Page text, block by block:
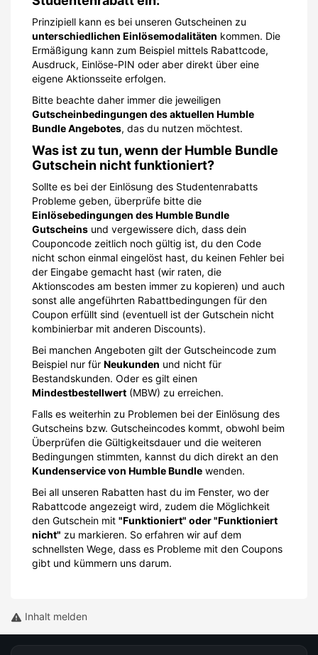
Prinzipiell kann es bei unseren Gutscheinen zu
unterschiedlichen Einlösemodalitäten kommen. Die
Ermäßigung kann zum Beispiel mittels Rabattcode,
Ausdruck, Einlöse-PIN oder aber direkt über eine
eigene Aktionsseite erfolgen.
Bitte beachte daher immer die jeweiligen
Gutscheinbedingungen des aktuellen Humble
Bundle Angebotes, das du nutzen möchtest.
Was ist zu tun, wenn der Humble Bundle
Gutschein nicht funktioniert?
Sollte es bei der Einlösung des Studentenrabatts
Probleme geben, überprüfe bitte die
Einlösebedingungen des Humble Bundle
Gutscheins und vergewissere dich, dass dein
Couponcode zeitlich noch gültig ist, du den Code
nicht schon einmal eingelöst hast, du keinen Fehler bei
der Eingabe gemacht hast (wir raten, die
Aktionscodes am besten immer zu kopieren) und auch
sonst alle angeführten Rabattbedingungen für den
Coupon erfüllt sind (eventuell ist der Gutschein nicht
kombinierbar mit anderen Discounts).
Bei manchen Angeboten gilt der Gutscheincode zum
Beispiel nur für Neukunden und nicht für
Bestandskunden. Oder es gilt einen
Mindestbestellwert (MBW) zu erreichen.
Falls es weiterhin zu Problemen bei der Einlösung des
Gutscheins bzw. Gutscheincodes kommt, obwohl beim
Überprüfen die Gültigkeitsdauer und die weiteren
Bedingungen stimmten, kannst du dich direkt an den
Kundenservice von Humble Bundle wenden.
Bei all unseren Rabatten hast du im Fenster, wo der
Rabattcode angezeigt wird, zudem die Möglichkeit
den Gutschein mit "Funktioniert" oder "Funktioniert
nicht" zu markieren. So erfahren wir auf dem
schnellsten Wege, dass es Probleme mit den Coupons
gibt und kümmern uns darum.
Inhalt melden